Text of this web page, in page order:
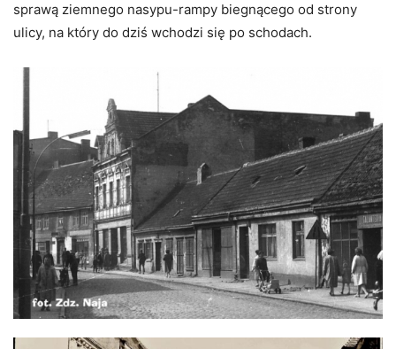
sprawą ziemnego nasypu-rampy biegnącego od strony
ulicy, na który do dziś wchodzi się po schodach.